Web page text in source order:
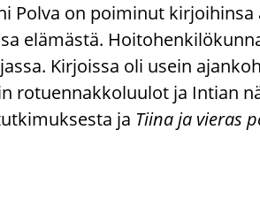
Polva on poi­mi­nut
elä­mäs­tä.
Kir­jois­sa oli usein
ro­tuen­nak­ko­luu­lot ja In­tian
ja Tiina ja vie­ras